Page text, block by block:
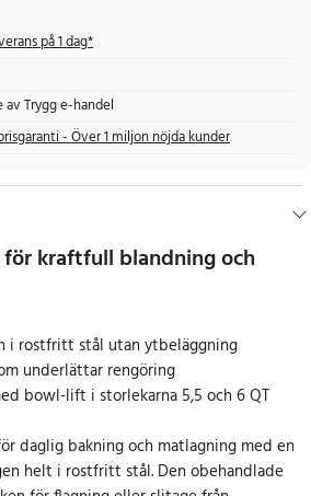
på 1 dag*
Trygg e-handel
- Över 1 miljon nöjda kunder
kraftfull blandning och
i rostfritt stål utan ytbeläggning
underlättar rengöring
bowl-lift i storlekarna 5,5 och 6 QT
daglig bakning och matlagning med en
helt i rostfritt stål. Den obehandlade